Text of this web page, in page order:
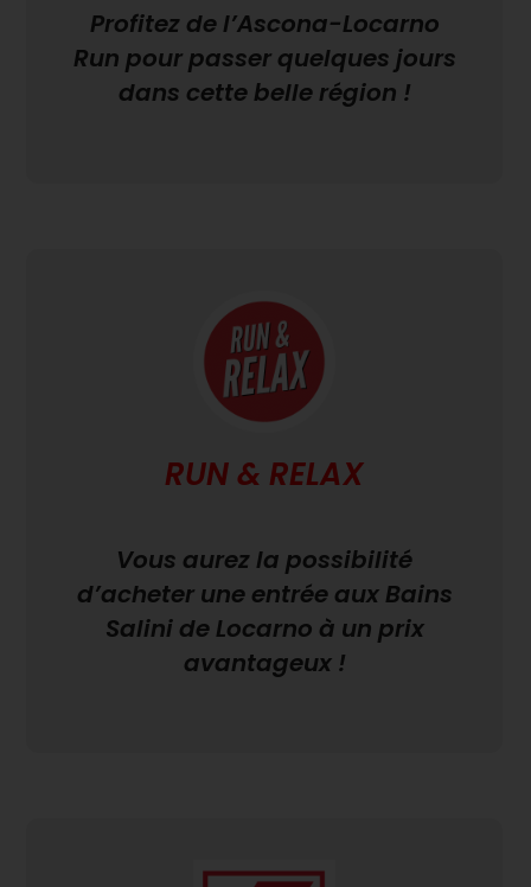
Profitez de l’Ascona-Locarno
Run pour passer quelques jours
dans cette belle région !
RUN & RELAX
Vous aurez la possibilité
d’acheter une entrée aux Bains
Salini de Locarno à un prix
avantageux !